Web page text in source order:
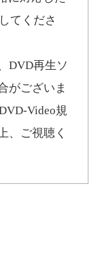
てくださ
DVD再生ソ
がございま
Video規
、ご視聴く